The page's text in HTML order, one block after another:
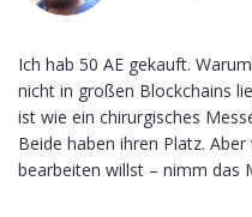
Ich hab 50 AE gekauft.
nicht in großen Blockchains
ist wie ein chirurgisches
Beide haben ihren Platz.
bearbeiten willst – nimm das